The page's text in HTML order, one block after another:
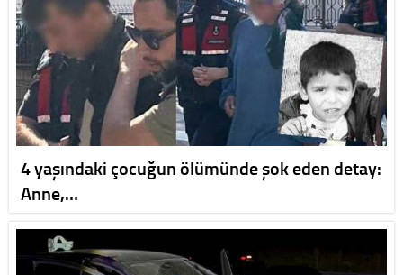
4 yaşındaki çocuğun ölümünde şok eden detay:
Anne,…